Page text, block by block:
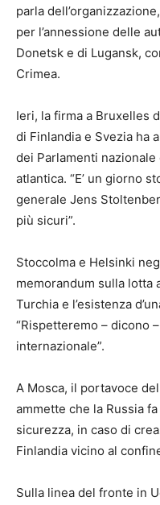
parla
per l’annessione delle
Donetsk e di Lugansk,
Crimea.
Ieri, la firma a Bruxelles
di Finlandia e Svezia ha
dei Parlamenti nazionale
atlantica. “E’ un giorno
generale Jens
più sicuri”.
Stoccolma e Helsinki
memorandum sulla lotta
Turchia e l’esistenza
“Rispetteremo – dicono
internazionale”.
A Mosca, il portavoce
ammette che la Russia
sicurezza, in caso di
Finlandia vicino al
Sulla linea del fronte in